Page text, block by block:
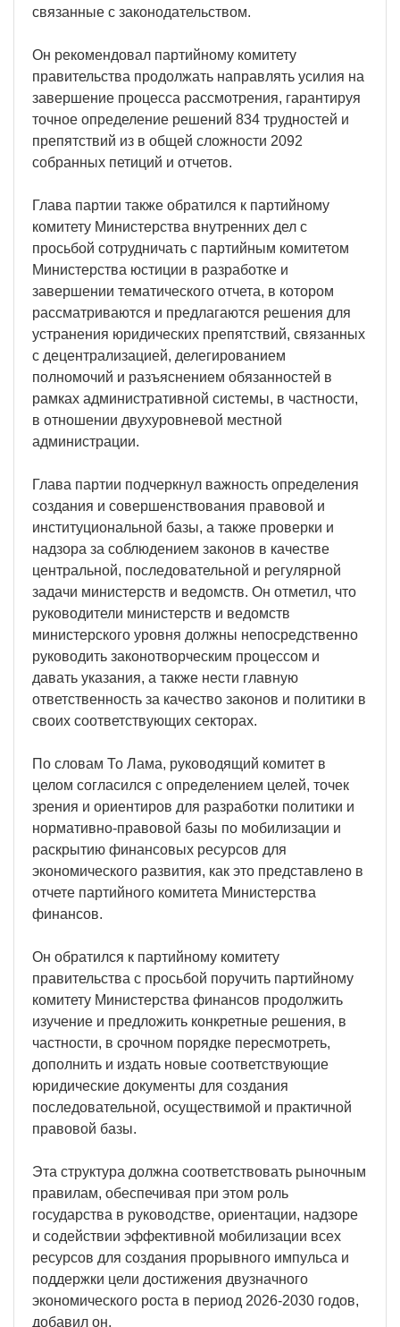
связанные с законодательством.
Он рекомендовал партийному комитету
правительства продолжать направлять усилия на
завершение процесса рассмотрения, гарантируя
точное определение решений 834 трудностей и
препятствий из в общей сложности 2092
собранных петиций и отчетов.
Глава партии также обратился к партийному
комитету Министерства внутренних дел с
просьбой сотрудничать с партийным комитетом
Министерства юстиции в разработке и
завершении тематического отчета, в котором
рассматриваются и предлагаются решения для
устранения юридических препятствий, связанных
с децентрализацией, делегированием
полномочий и разъяснением обязанностей в
рамках административной системы, в частности,
в отношении двухуровневой местной
администрации.
Глава партии подчеркнул важность определения
создания и совершенствования правовой и
институциональной базы, а также проверки и
надзора за соблюдением законов в качестве
центральной, последовательной и регулярной
задачи министерств и ведомств. Он отметил, что
руководители министерств и ведомств
министерского уровня должны непосредственно
руководить законотворческим процессом и
давать указания, а также нести главную
ответственность за качество законов и политики в
своих соответствующих секторах.
По словам То Лама, руководящий комитет в
целом согласился с определением целей, точек
зрения и ориентиров для разработки политики и
нормативно-правовой базы по мобилизации и
раскрытию финансовых ресурсов для
экономического развития, как это представлено в
отчете партийного комитета Министерства
финансов.
Он обратился к партийному комитету
правительства с просьбой поручить партийному
комитету Министерства финансов продолжить
изучение и предложить конкретные решения, в
частности, в срочном порядке пересмотреть,
дополнить и издать новые соответствующие
юридические документы для создания
последовательной, осуществимой и практичной
правовой базы.
Эта структура должна соответствовать рыночным
правилам, обеспечивая при этом роль
государства в руководстве, ориентации, надзоре
и содействии эффективной мобилизации всех
ресурсов для создания прорывного импульса и
поддержки цели достижения двузначного
экономического роста в период 2026-2030 годов,
добавил он.